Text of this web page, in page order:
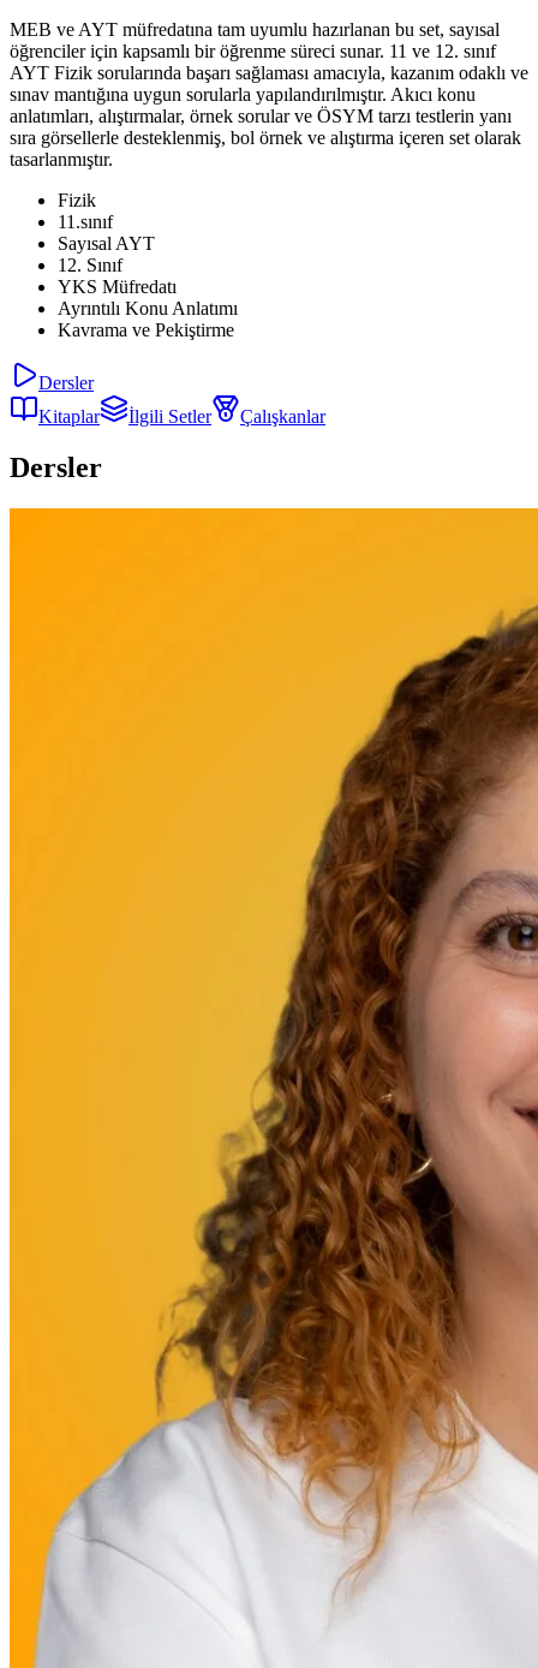
MEB ve AYT müfredatına tam uyumlu hazırlanan bu set, sayısal
öğrenciler için kapsamlı bir öğrenme süreci sunar. 11 ve 12. sınıf
AYT Fizik sorularında başarı sağlaması amacıyla, kazanım odaklı ve
sınav mantığına uygun sorularla yapılandırılmıştır. Akıcı konu
anlatımları, alıştırmalar, örnek sorular ve ÖSYM tarzı testlerin yanı
sıra görsellerle desteklenmiş, bol örnek ve alıştırma içeren set olarak
tasarlanmıştır.
Fizik
11.sınıf
Sayısal AYT
12. Sınıf
YKS Müfredatı
Ayrıntılı Konu Anlatımı
Kavrama ve Pekiştirme
Dersler
Kitaplar
İlgili Setler Çalışkanlar
Dersler